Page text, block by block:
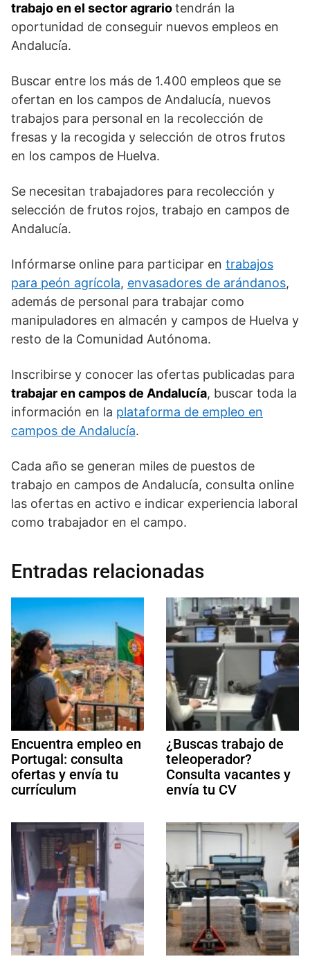
trabajo en el sector agrariotendrán la
oportunidad de conseguir nuevos empleos en
Andalucía.
Buscar entre los más de 1.400 empleos que se
ofertan en los campos de Andalucía, nuevos
trabajos para personal en la recolección de
fresas y la recogida y selección de otros frutos
en los campos de Huelva.
Se necesitan trabajadores para recolección y
selección de frutos rojos, trabajo en campos de
Andalucía.
Infórmarse online para participar en trabajos
para peón agrícola, envasadores de arándanos,
además de personal para trabajar como
manipuladores en almacén y campos de Huelva y
resto de la Comunidad Autónoma.
Inscribirse y conocer las ofertas publicadas para
trabajar en campos de Andalucía, buscar toda la
información en la plataforma de empleo en
campos de Andalucía.
Cada año se generan miles de puestos de
trabajo en campos de Andalucía, consulta online
las ofertas en activo e indicar experiencia laboral
como trabajador en el campo.
Entradas relacionadas
Encuentra empleo en
Portugal: consulta
ofertas y envía tu
currículum
¿Buscas trabajo de
teleoperador?
Consulta vacantes y
envía tu CV